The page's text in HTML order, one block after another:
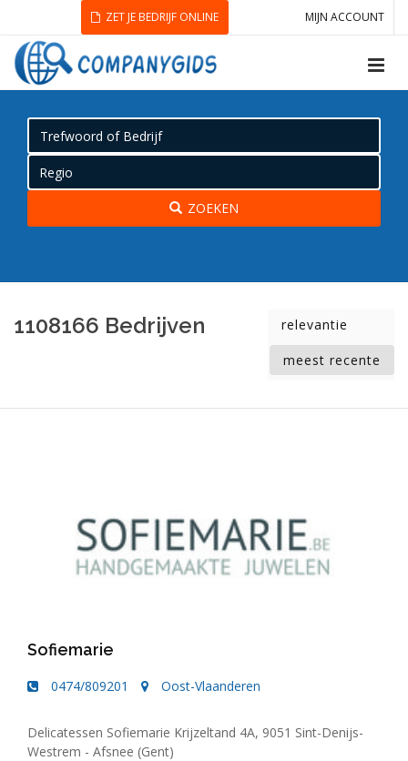
MIJN ACCOUNT
ZET JE BEDRIJF ONLINE
ZOEKEN
1108166 Bedrijven relevantie
meest recente
Sofiemarie
0474/809201 Oost-Vlaanderen
Delicatessen Sofiemarie Krijzeltand 4A, 9051 Sint-Denijs-
Westrem - Afsnee (Gent)